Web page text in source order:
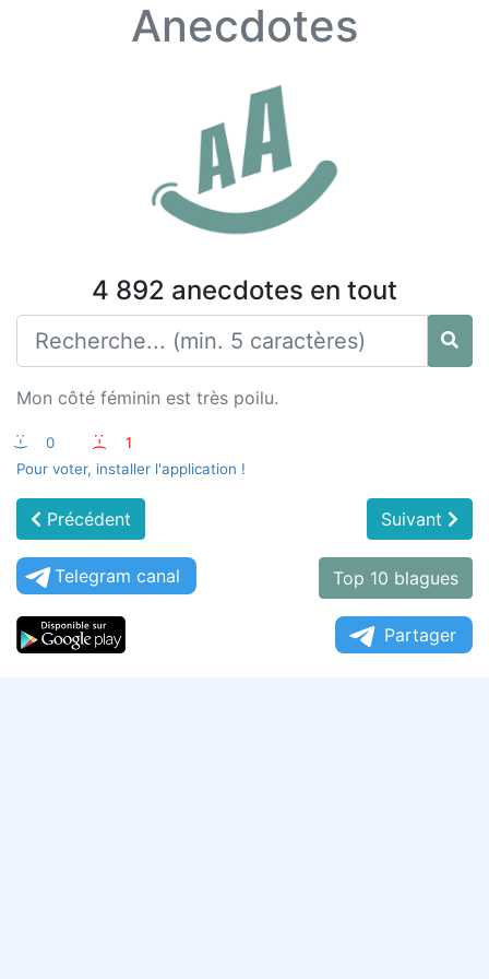
Anecdotes
4 892 anecdotes en tout
Mon côté féminin est très poilu.
:-) 0 :-(
1
Pour voter, installer l'application !
Précédent Suivant
Telegram canal Top 10 blagues
Partager